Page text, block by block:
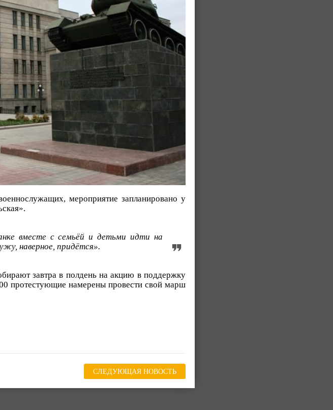
мероприятие запланировано у
вместе с семьёй и детьми идти на
наверное, придётся».
завтра в полдень на акцию в поддержку
протестующие намерены провести свой марш
СЛЕДУЮЩАЯ НОВОСТЬ